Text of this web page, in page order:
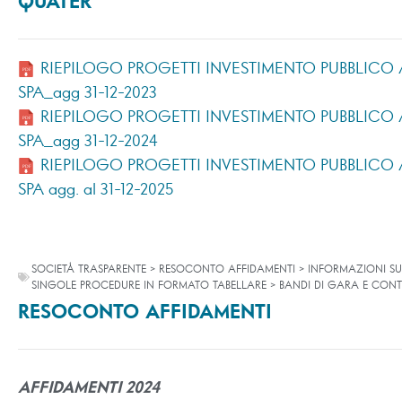
RIEPILOGO PROGETTI INVESTIMENTO PUBBLICO
SPA_agg 31-12-2023
RIEPILOGO PROGETTI INVESTIMENTO PUBBLICO
SPA_agg 31-12-2024
RIEPILOGO PROGETTI INVESTIMENTO PUBBLICO
SPA agg. al 31-12-2025
SOCIETÀ TRASPARENTE > RESOCONTO AFFIDAMENTI > INFORMAZIONI
SINGOLE PROCEDURE IN FORMATO TABELLARE > BANDI DI GARA E
RESOCONTO AFFIDAMENTI
AFFIDAMENTI 2024